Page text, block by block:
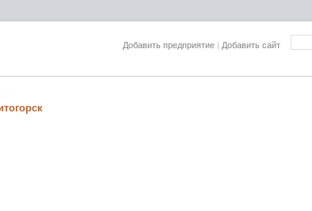
Добавить предприятие | Добавить сайт